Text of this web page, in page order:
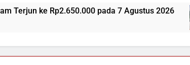
pada 7 Agustus 2026